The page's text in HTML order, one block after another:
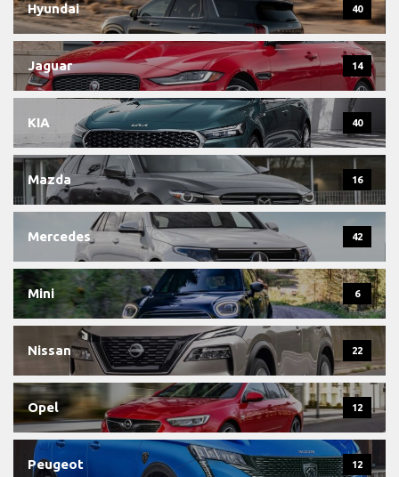
Hyundai 40
Jaguar 14
KIA 40
Mazda 16
Mercedes 42
Mini 6
Nissan 22
Opel 12
Peugeot 12